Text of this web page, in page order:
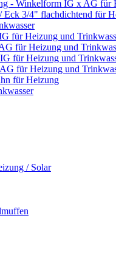
- Winkelform IG x AG für
Eck 3/4" flachdichtend für
für Heizung und
für Heizung und
für Heizung und
für Heizung und
für Heizung
/ Solar